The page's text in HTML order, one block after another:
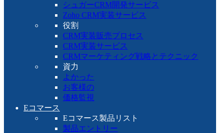
シュガーCRM開発サービス
Zoho CRM実装サービス
役割
CRM実装販売プロセス
CRM実装サービス
CRMマーケティング戦略とテクニック
資力
よかった
お客様の
価格監視
Eコマース
Eコマース製品リスト
製品エントリー